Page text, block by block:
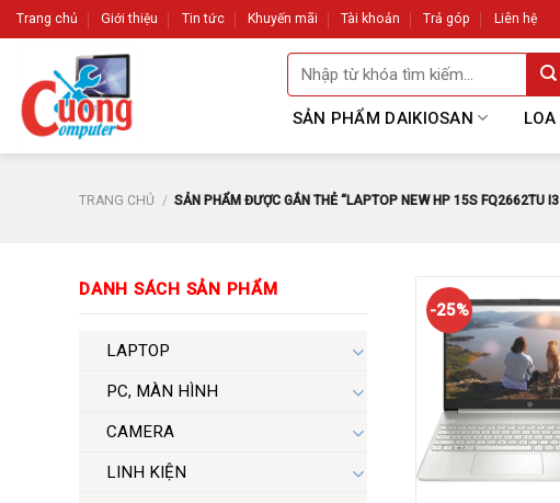
Skip
to
Trang chủ Giới thiệu Tin tức Khuyến mãi Tài khoản Trả góp Liên hệ
Tìm
kiếm:
SẢN PHẨM DAIKIOSAN
TRANG CHỦ / SẢN PHẨM ĐƯỢC GẮN THẺ “LAPTOP NEW HP 15S FQ2662TU
DANH SÁCH SẢN PHẨM
LAPTOP
PC, MÀN HÌNH
CAMERA
LINH KIỆN
-25%